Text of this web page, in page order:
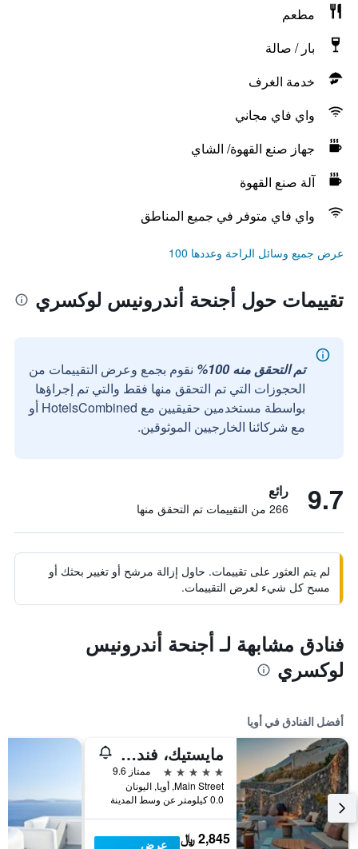
مطعم
بار / صالة
خدمة الغرف
واي فاي مجاني
جهاز صنع القهوة/ الشاي
آلة صنع القهوة
واي فاي متوفر في جميع المناطق
عرض جميع وسائل الراحة وعددها 100
تقييمات حول أجنحة أندرونيس لوكسري
تم التحقق منه 100%
نقوم بجمع وعرض التقييمات من
الحجوزات التي تم التحقق منها فقط والتي تم إجراؤها
بواسطة مستخدمين حقيقيين مع HotelsCombined أو
مع شركائنا الخارجيين الموثوقين.
9.7 رائع
266 من التقييمات تم التحقق منها
لم يتم العثور على تقييمات. حاول إزالة مرشح أو تغيير بحثك أو
مسح كل شيء لعرض التقييمات.
فنادق مشابهة لـ أجنحة أندرونيس
لوكسري
أفضل الفنادق في أويا
مايستيك، فندق لكجري كوليكشن، سانتوريني
5 نجوم
ممتاز 9.6
Main Street, أويا, اليونان
0.0 كيلومتر عن وسط المدينة
2,845 ﷼ عرض